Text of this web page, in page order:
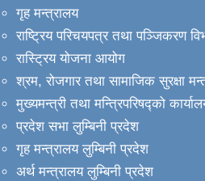
गृह मन्त्रालय
राष्ट्रिय परिचयपत्र तथा पञ्जिकरण
रास्ट्रिय योजना आयोग
श्रम, रोजगार तथा सामाजिक सुरक्षा
मुख्यमन्त्री तथा मन्त्रिपरिषद्को
प्रदेश सभा लुम्बिनी प्रदेश
गृह मन्त्रालय लुम्बिनी प्रदेश
अर्थ मन्त्रालय लुम्बिनी प्रदेश